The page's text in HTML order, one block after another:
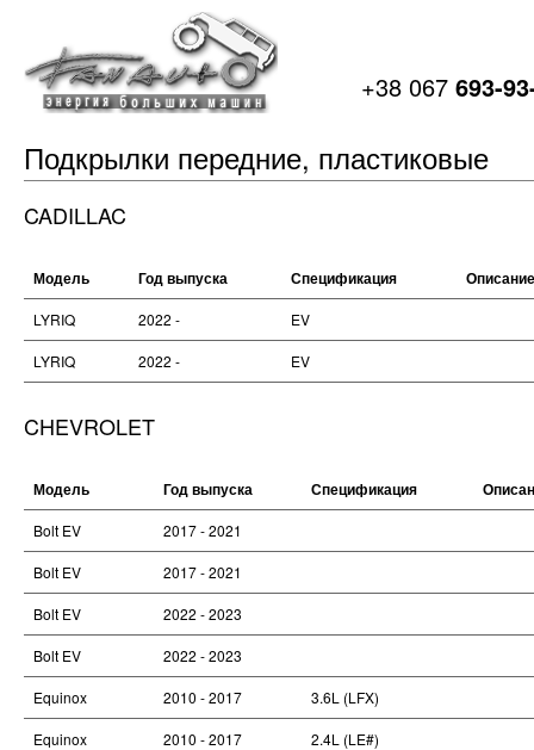
+38 067 693-
Подкрылки передние, пластиковые
CADILLAC
Модель Год выпуска Спецификация Описание
LYRIQ 2022 - EV
LYRIQ 2022 - EV
CHEVROLET
Модель Год выпуска Спецификация
Bolt EV 2017 - 2021
Bolt EV 2017 - 2021
Bolt EV 2022 - 2023
Bolt EV 2022 - 2023
Equinox 2010 - 2017 3.6L (LFX)
Equinox 2010 - 2017 2.4L (LE#)